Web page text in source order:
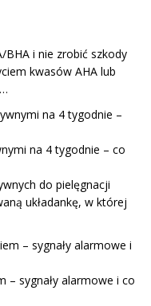
BHA i nie zrobić szkody
kwasów AHA lub
na 4 tygodnie – co
do pielęgnacji
układankę, w której
– sygnały alarmowe i co